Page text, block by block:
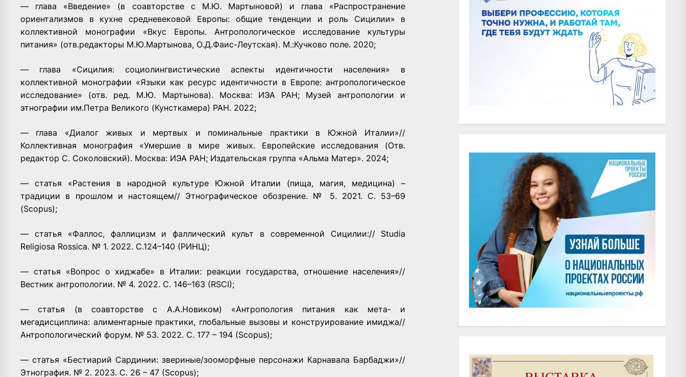
— глава «Введение» (в соавторстве с М.Ю. Мартыновой) и глава «Распространение
ориентализмов в кухне средневековой Европы: общие тенденции и роль Сицилии» в
коллективной монографии «Вкус Европы. Антропологическое исследование культуры
питания» (отв.редакторы М.Ю.Мартынова, О.Д.Фаис-Леутская). М.:Кучково поле. 2020;
— глава «Сицилия: социолингвистические аспекты идентичности населения» в
коллективной монографии «Языки как ресурс идентичности в Европе: антропологическое
исследование» (отв. ред. М.Ю. Мартынова). Москва: ИЭА РАН; Музей антропологии и
этнографии им.Петра Великого (Кунсткамера) РАН. 2022;
— глава «Диалог живых и мертвых и поминальные практики в Южной Италии»//
Коллективная монография «Умершие в мире живых. Европейские исследования (Отв.
редактор С. Соколовский). Москва: ИЭА РАН; Издательская группа «Альма Матер». 2024;
— статья «Растения в народной культуре Южной Италии (пища, магия, медицина) –
традиции в прошлом и настоящем// Этнографическое обозрение. № 5. 2021. C. 53–69
(Scopus);
— статья «Фаллос, фаллицизм и фаллический культ в современной Сицилии:// Studia
Religiosa Rossica. № 1. 2022. С.124–140 (РИНЦ);
— статья «Вопрос о хиджабе» в Италии: реакции государства, отношение населения»//
Вестник антропологии. № 4. 2022. C. 146–163 (RSCI);
— статья (в соавторстве с А.А.Новиком) «Антропология питания как мета- и
мегадисциплина: алиментарные практики, глобальные вызовы и конструирование имиджа//
Антропологический форум. № 53. 2022. С. 177 – 194 (Scopus);
— статья «Бестиарий Сардинии: звериные/зооморфные персонажи Карнавала Барбаджи»//
Этнография. № 2. 2023. С. 26 – 47 (Scopus);